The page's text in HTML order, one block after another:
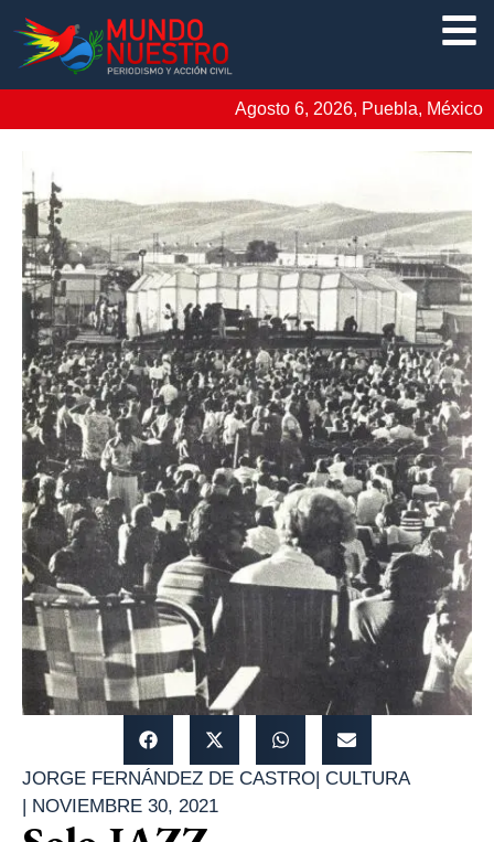
Agosto 6, 2026, Puebla, México
JORGE FERNÁNDEZ DE CASTRO| CULTURA
| NOVIEMBRE 30, 2021